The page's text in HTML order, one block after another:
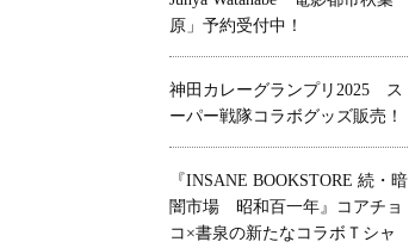
原」予約受付中！
神田カレーグランプリ2025 ス
ーパー戦隊コラボグッズ販売！
『INSANE BOOKSTORE 続・暗
闇市場 昭和百一年』コアチョ
コ×書泉の新たなコラボＴシャ